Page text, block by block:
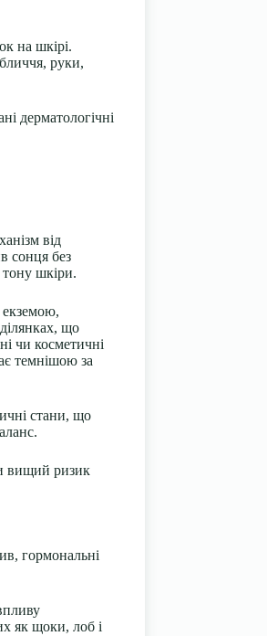
на шкірі.
руки,
дерматологічні
від
сонця без
тону шкіри.
екземою,
що
чи косметичні
темнішою за
стани, що
вищий ризик
гормональні
як щоки, лоб і